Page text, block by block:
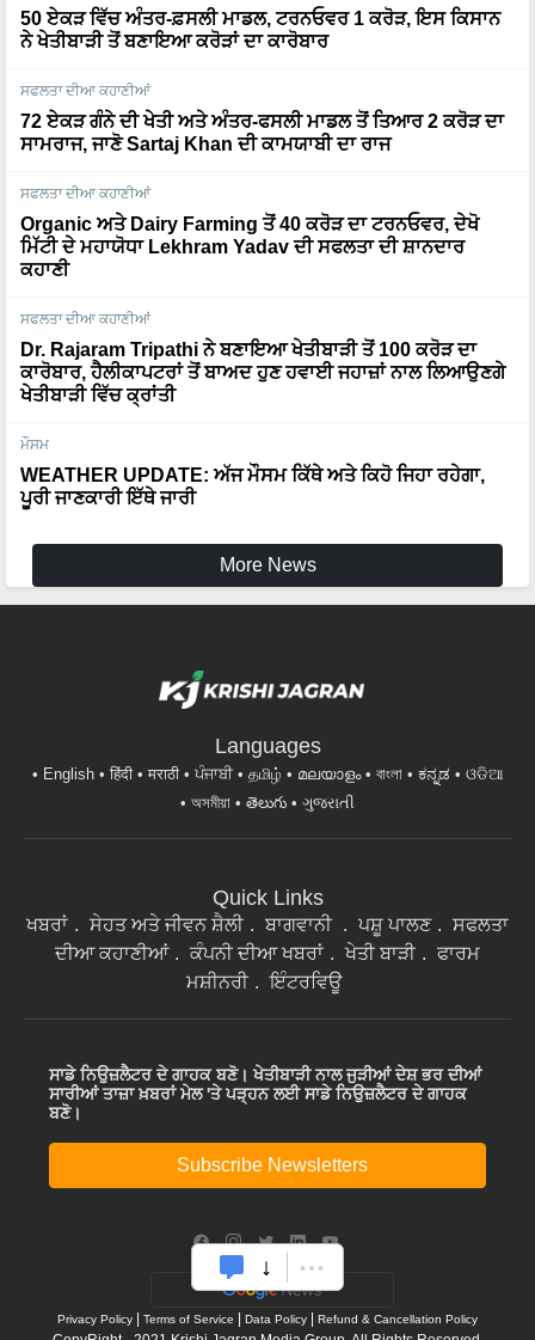
50 ਏਕੜ ਵਿੱਚ ਅੰਤਰ-ਫ਼ਸਲੀ ਮਾਡਲ, ਟਰਨਓਵਰ 1 ਕਰੋੜ, ਇਸ ਕਿਸਾਨ
ਨੇ ਖੇਤੀਬਾੜੀ ਤੋਂ ਬਣਾਇਆ ਕਰੋੜਾਂ ਦਾ ਕਾਰੋਬਾਰ
ਸਫਲਤਾ ਦੀਆ ਕਹਾਣੀਆਂ
72 ਏਕੜ ਗੰਨੇ ਦੀ ਖੇਤੀ ਅਤੇ ਅੰਤਰ-ਫਸਲੀ ਮਾਡਲ ਤੋਂ ਤਿਆਰ 2 ਕਰੋੜ ਦਾ
ਸਾਮਰਾਜ, ਜਾਣੋ Sartaj Khan ਦੀ ਕਾਮਯਾਬੀ ਦਾ ਰਾਜ
ਸਫਲਤਾ ਦੀਆ ਕਹਾਣੀਆਂ
Organic ਅਤੇ Dairy Farming ਤੋਂ 40 ਕਰੋੜ ਦਾ ਟਰਨਓਵਰ, ਦੇਖੋ
ਮਿੱਟੀ ਦੇ ਮਹਾਯੋਧਾ Lekhram Yadav ਦੀ ਸਫਲਤਾ ਦੀ ਸ਼ਾਨਦਾਰ
ਕਹਾਣੀ
ਸਫਲਤਾ ਦੀਆ ਕਹਾਣੀਆਂ
Dr. Rajaram Tripathi ਨੇ ਬਣਾਇਆ ਖੇਤੀਬਾੜੀ ਤੋਂ 100 ਕਰੋੜ ਦਾ
ਕਾਰੋਬਾਰ, ਹੈਲੀਕਾਪਟਰਾਂ ਤੋਂ ਬਾਅਦ ਹੁਣ ਹਵਾਈ ਜਹਾਜ਼ਾਂ ਨਾਲ ਲਿਆਉਣਗੇ
ਖੇਤੀਬਾੜੀ ਵਿੱਚ ਕ੍ਰਾਂਤੀ
ਮੌਸਮ
WEATHER UPDATE: ਅੱਜ ਮੌਸਮ ਕਿੱਥੇ ਅਤੇ ਕਿਹੋ ਜਿਹਾ ਰਹੇਗਾ,
ਪੂਰੀ ਜਾਣਕਾਰੀ ਇੱਥੇ ਜਾਰੀ
More News
Languages
English हिंदी मराठी ਪੰਜਾਬੀ தமிழ் മലയാളം বাংলা ಕನ್ನಡ
ଓଡିଆ
অসমীয়া
తెలుగు ગુજરાતી
Quick Links
ਖਬਰਾਂ ਸੇਹਤ ਅਤੇ ਜੀਵਨ ਸ਼ੈਲੀ ਬਾਗਵਾਨੀ ਪਸ਼ੂ ਪਾਲਣ
ਸਫਲਤਾ
ਦੀਆ ਕਹਾਣੀਆਂ
ਕੰਪਨੀ ਦੀਆ ਖਬਰਾਂ ਖੇਤੀ ਬਾੜੀ
ਫਾਰਮ
ਮਸ਼ੀਨਰੀ
ਇੰਟਰਵਿਊ
ਸਾਡੇ ਨਿਉਜ਼ਲੈਟਰ ਦੇ ਗਾਹਕ ਬਣੋ। ਖੇਤੀਬਾੜੀ ਨਾਲ ਜੁੜੀਆਂ ਦੇਸ਼ ਭਰ ਦੀਆਂ
ਸਾਰੀਆਂ ਤਾਜ਼ਾ ਖ਼ਬਰਾਂ ਮੇਲ 'ਤੇ ਪੜ੍ਹਨ ਲਈ ਸਾਡੇ ਨਿਉਜ਼ਲੈਟਰ ਦੇ ਗਾਹਕ
ਬਣੋ।
Subscribe Newsletters
Privacy Policy | Terms of Service | Data Policy | Refund & Cancellation Policy